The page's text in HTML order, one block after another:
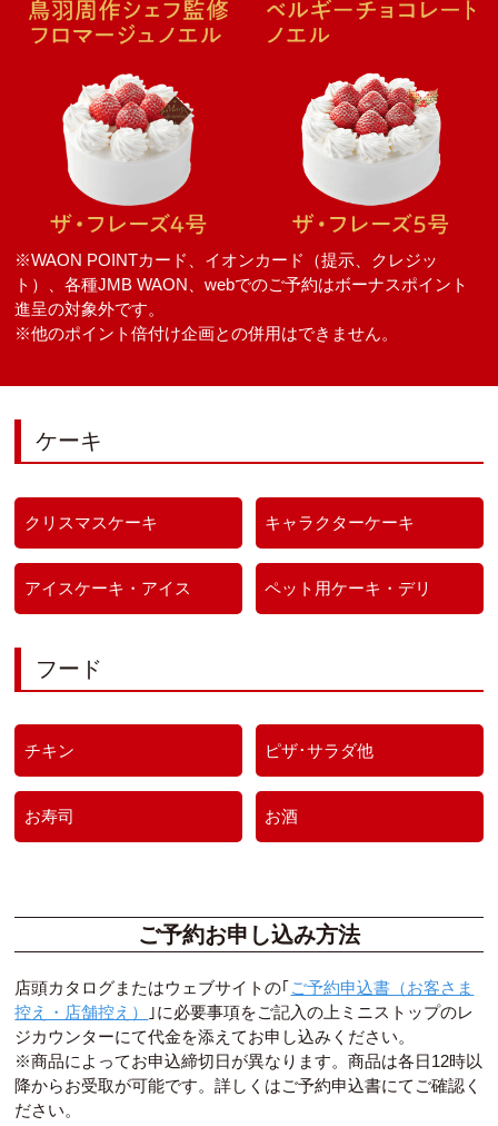
※WAON POINTカード、イオンカード（提示、クレジッ
ト）、各種JMB WAON、webでのご予約はボーナスポイント
進呈の対象外です。
※他のポイント倍付け企画との併用はできません。
ケーキ
クリスマスケーキ キャラクターケーキ
アイスケーキ・アイス ペット用ケーキ・デリ
フード
チキン ピザ･サラダ他
お寿司 お酒
ご予約お申し込み方法
店頭カタログまたはウェブサイトの｢ご予約申込書（お客さま
控え・店舗控え）
｣に必要事項をご記入の上ミニストップのレ
ジカウンターにて代金を添えてお申し込みください。
※商品によってお申込締切日が異なります。商品は各日12時以
降からお受取が可能です。詳しくはご予約申込書にてご確認く
ださい。